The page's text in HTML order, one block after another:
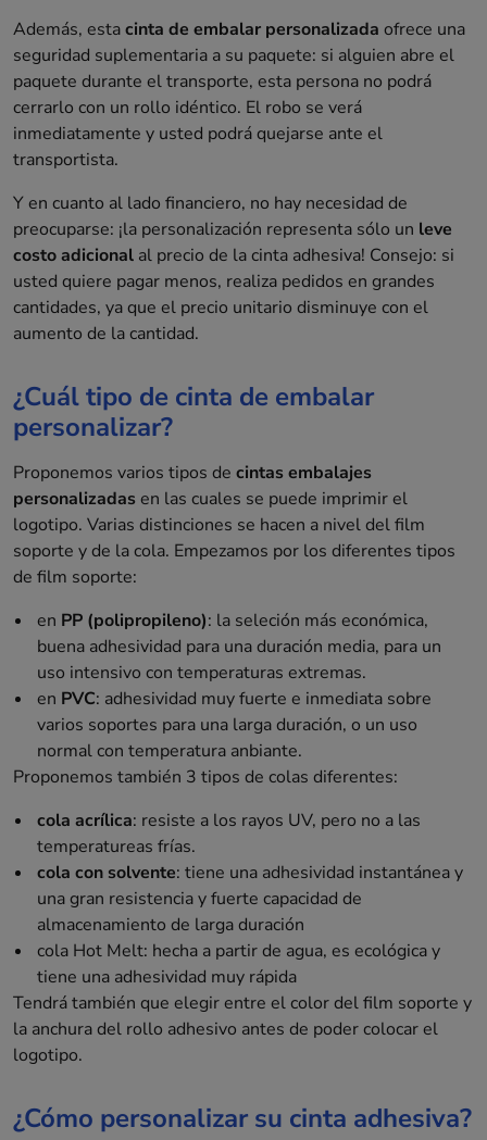
Además, estacinta de embalar personalizada ofrece una
seguridad suplementaria a su paquete: si alguien abre el
paquete durante el transporte, esta persona no podrá
cerrarlo con un rollo idéntico. El robo se verá
inmediatamente y usted podrá quejarse ante el
transportista.
Y en cuanto al lado financiero, no hay necesidad de
preocuparse: ¡la personalización representa sólo un leve
costo adicional al precio de la cinta adhesiva! Consejo: si
usted quiere pagar menos, realiza pedidos en grandes
cantidades, ya que el precio unitario disminuye con el
aumento de la cantidad.
¿Cuál tipo de cinta de embalar
personalizar?
Proponemos varios tipos de cintas embalajes
personalizadas en las cuales se puede imprimir el
logotipo. Varias distinciones se hacen a nivel del film
soporte y de la cola. Empezamos por los diferentes tipos
de film soporte:
en PP (polipropileno): la seleción más económica,
buena adhesividad para una duración media, para un
uso intensivo con temperaturas extremas.
en PVC: adhesividad muy fuerte e inmediata sobre
varios soportes para una larga duración, o un uso
normal con temperatura anbiante.
Proponemos también 3 tipos de colas diferentes:
cola acrílica: resiste a los rayos UV, pero no a las
temperatureas frías.
cola con solvente: tiene una adhesividad instantánea y
una gran resistencia y fuerte capacidad de
almacenamiento de larga duración
cola Hot Melt: hecha a partir de agua, es ecológica y
tiene una adhesividad muy rápida
Tendrá también que elegir entre el color del film soporte y
la anchura del rollo adhesivo antes de poder colocar el
logotipo.
¿Cómo personalizar su cinta adhesiva?